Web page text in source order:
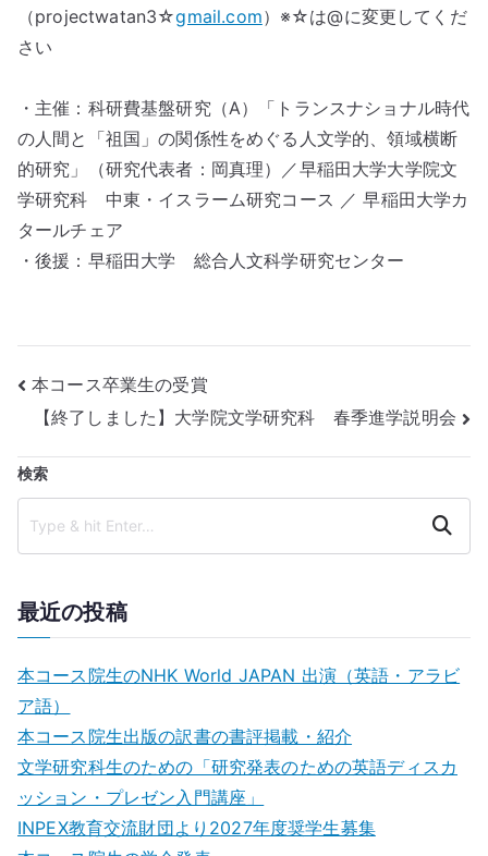
（projectwatan3☆gmail.com）※☆は@に変更してくだ
さい
・主催：科研費基盤研究（A）「トランスナショナル時代
の人間と「祖国」の関係性をめぐる人文学的、領域横断
的研究」（研究代表者：岡真理）／早稲田大学大学院文
学研究科 中東・イスラーム研究コース ／ 早稲田大学カ
タールチェア
・後援：早稲田大学 総合人文科学研究センター
投
稿
ナ
ビ
ゲ
ー
シ
ョ
ン
本コース卒業生の受賞
【終了しました】大学院文学研究科 春季進学説明会
検索
Search
最近の投稿
本コース院生のNHK World JAPAN 出演（英語・アラビ
ア語）
本コース院生出版の訳書の書評掲載・紹介
文学研究科生のための「研究発表のための英語ディスカ
ッション・プレゼン⼊⾨講座」
INPEX教育交流財団より2027年度奨学生募集